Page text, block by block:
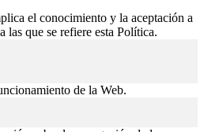
el conocimiento y la aceptación a
las que se refiere esta Política.
de la Web.